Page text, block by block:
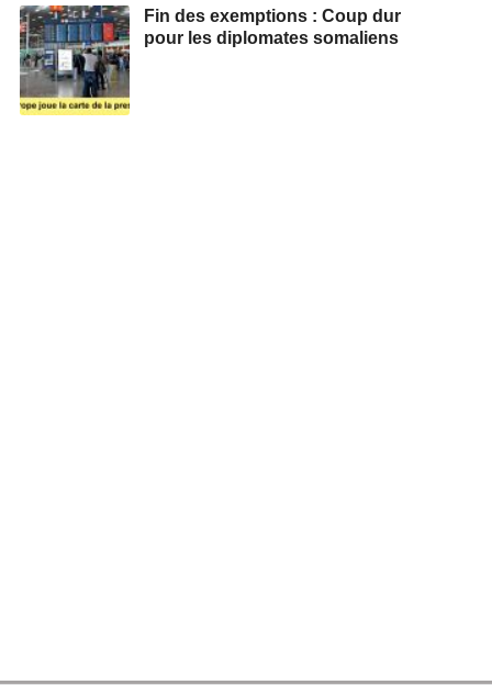
Fin des exemptions : Coup dur
pour les diplomates somaliens